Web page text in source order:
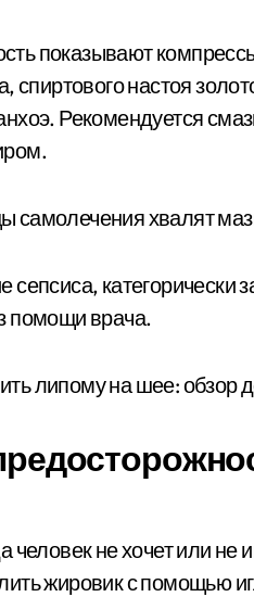
показывают
спиртового настоя
Рекомендуется
самолечения хвалят
сепсиса,
помощи врача.
человек не хочет или
жировик с помощью